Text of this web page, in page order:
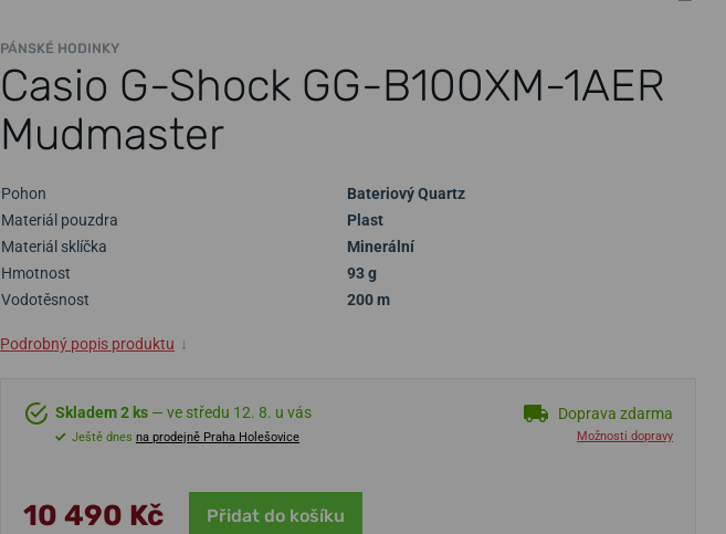
PÁNSKÉ HODINKY
Casio G-Shock GG-B100XM-1AER
Mudmaster
Pohon
Bateriový Quartz
Materiál pouzdra
Plast
Materiál sklíčka
Minerální
Hmotnost
93 g
Vodotěsnost
200 m
Podrobný popis produktu ↓
Skladem 2 ks — ve středu 12. 8. u vás
Ještě dnes na prodejně Praha Holešovice
Doprava zdarma
Možnosti dopravy
10 490 Kč Přidat do košíku